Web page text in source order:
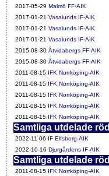
2017-05-29 Malmö FF-AIK
2017-01-21 Vasalunds IF-AIK
2017-01-21 Vasalunds IF-AIK
2017-01-21 Vasalunds IF-AIK
2015-08-30 Åtvidabergs FF-AIK
2015-08-30 Åtvidabergs FF-AIK
2011-08-15 IFK Norrköping-AIK
2011-08-15 IFK Norrköping-AIK
2011-08-15 IFK Norrköping-AIK
2011-08-15 IFK Norrköping-AIK
2011-08-15 IFK Norrköping-AIK
Samtliga utdelade
2022-11-06 IF Elfsborg-AIK
2022-10-16 Djurgårdens IF-AIK
Samtliga utdelade
2011-08-15 IFK Norrköping-AIK